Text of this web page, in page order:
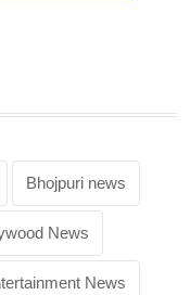
Bhojpuri news
News
News